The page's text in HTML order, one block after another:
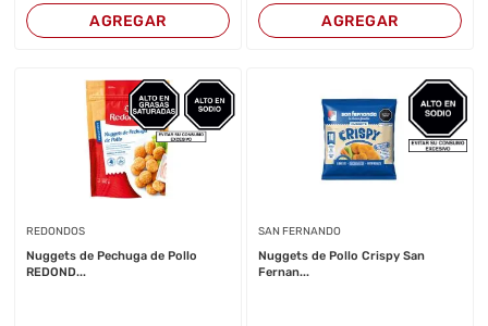
AGREGAR AGREGAR
REDONDOS
Nuggets de Pechuga de Pollo
REDOND...
SAN FERNANDO
Nuggets de Pollo Crispy San
Fernan...